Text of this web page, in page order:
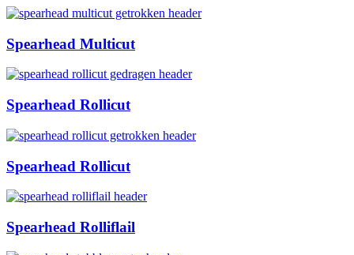
Spearhead Multicut
Spearhead Rollicut
Spearhead Rollicut
Spearhead Rolliflail